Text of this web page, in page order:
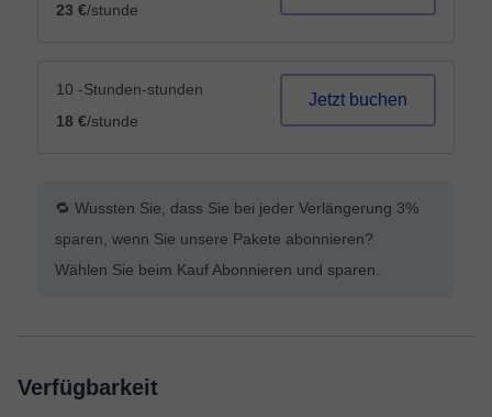
23 €/stunde
10 -Stunden-stunden
18 €/stunde
Jetzt buchen
🔁 Wussten Sie, dass Sie bei jeder Verlängerung 3%
sparen, wenn Sie unsere Pakete abonnieren?
Wählen Sie beim Kauf Abonnieren und sparen.
Verfügbarkeit